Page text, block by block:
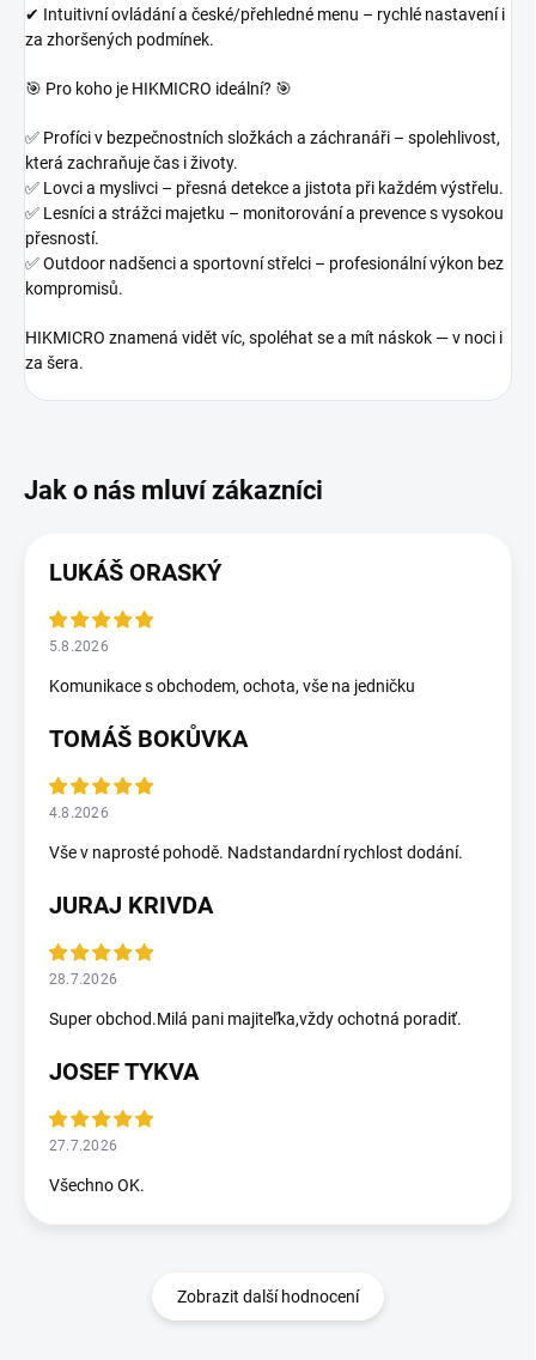
✔ Intuitivní ovládání a české/přehledné menu – rychlé nastavení i
za zhoršených podmínek.
🎯 Pro koho je HIKMICRO ideální? 🎯
✅ Profíci v bezpečnostních složkách a záchranáři – spolehlivost,
která zachraňuje čas i životy.
✅ Lovci a myslivci – přesná detekce a jistota při každém výstřelu.
✅ Lesníci a strážci majetku – monitorování a prevence s vysokou
přesností.
✅ Outdoor nadšenci a sportovní střelci – profesionální výkon bez
kompromisů.
HIKMICRO znamená vidět víc, spoléhat se a mít náskok — v noci i
za šera.
LUKÁŠ ORASKÝ
5.8.2026
Komunikace s obchodem, ochota, vše na jedničku
TOMÁŠ BOKŮVKA
4.8.2026
Vše v naprosté pohodě. Nadstandardní rychlost dodání.
JURAJ KRIVDA
28.7.2026
Super obchod.Milá pani majiteľka,vždy ochotná poradiť.
JOSEF TYKVA
27.7.2026
Všechno OK.
Zobrazit další hodnocení